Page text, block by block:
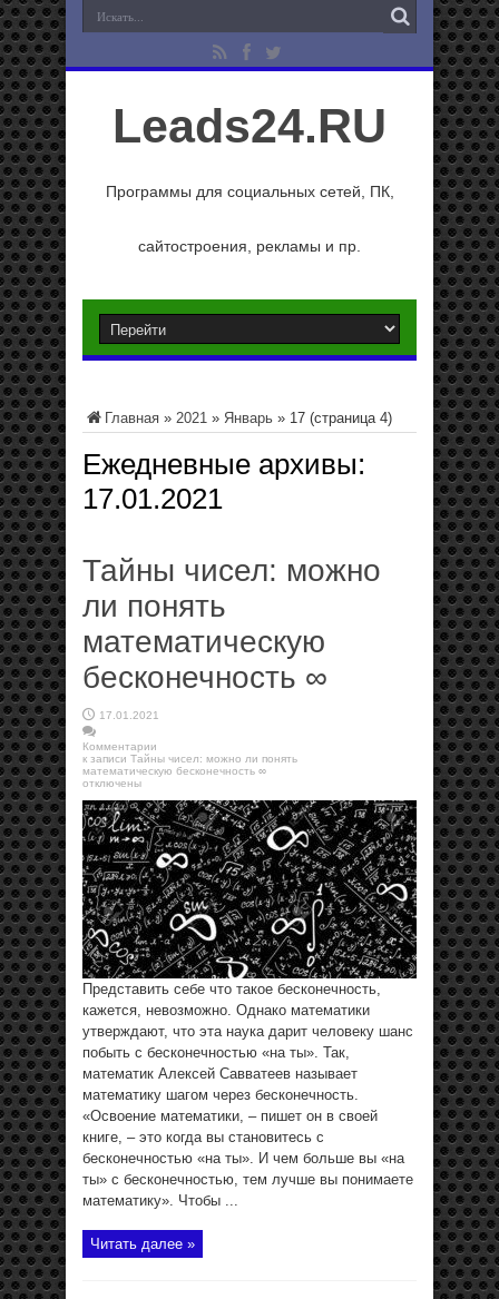
Leads24.RU
Программы для социальных сетей, ПК,
сайтостроения, рекламы и пр.
Главная » 2021 » Январь » 17 (страница 4)
Ежедневные архивы:
17.01.2021
Тайны чисел: можно
ли понять
математическую
бесконечность ∞
17.01.2021
Комментарии
к записи Тайны чисел: можно ли понять
математическую бесконечность ∞
отключены
Представить себе что такое бесконечность,
кажется, невозможно. Однако математики
утверждают, что эта наука дарит человеку шанс
побыть с бесконечностью «на ты». Так,
математик Алексей Савватеев называет
математику шагом через бесконечность.
«Освоение математики, – пишет он в своей
книге, – это когда вы становитесь с
бесконечностью «на ты». И чем больше вы «на
ты» с бесконечностью, тем лучше вы понимаете
математику». Чтобы ...
Читать далее »